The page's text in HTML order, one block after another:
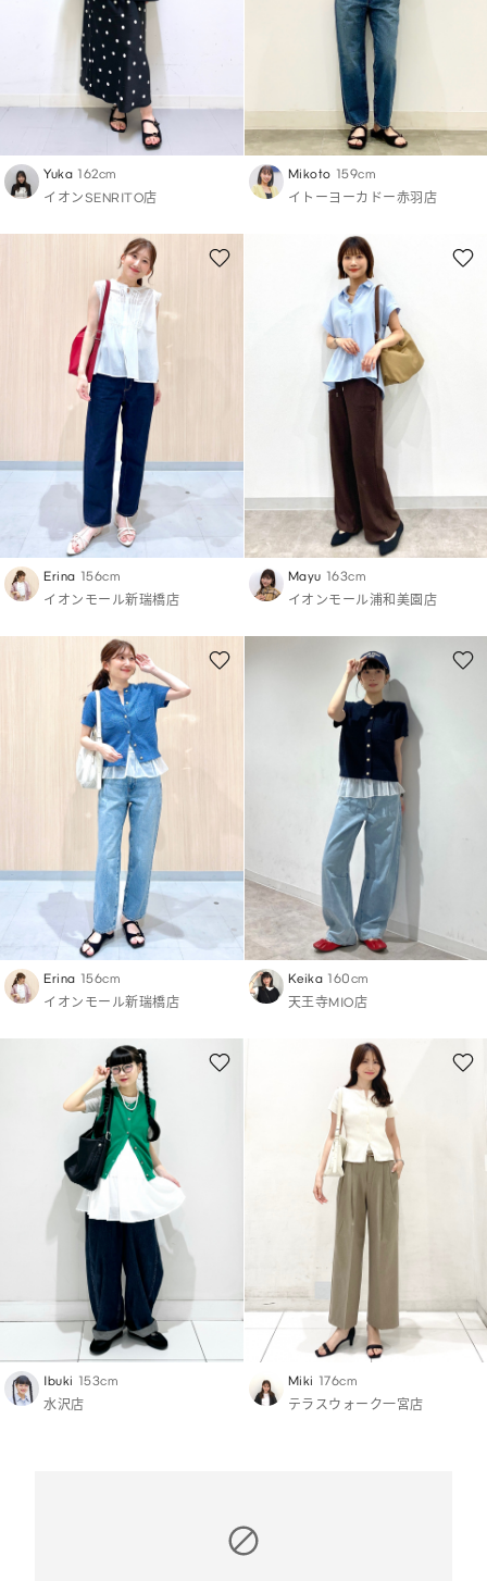
Yuka 162cm
イオンSENRITO店
Mikoto 159cm
イトーヨーカドー赤羽店
Erina 156cm
イオンモール新瑞橋店
Mayu 163cm
イオンモール浦和美園店
Erina 156cm
イオンモール新瑞橋店
Keika 160cm
天王寺MIO店
Ibuki 153cm
水沢店
Miki 176cm
テラスウォーク一宮店